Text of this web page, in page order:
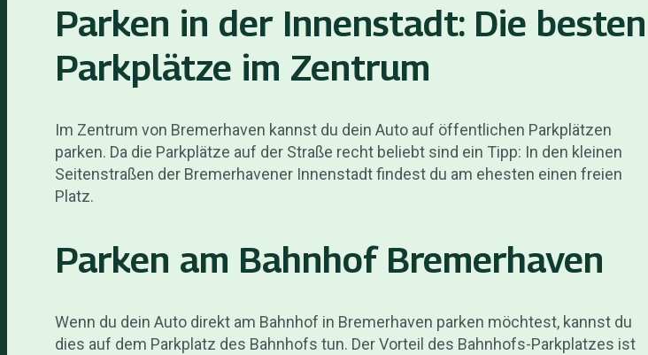
Parken in der Innenstadt: Die besten
Parkplätze im Zentrum
Im Zentrum von Bremerhaven kannst du dein Auto auf öffentlichen Parkplätzen
parken. Da die Parkplätze auf der Straße recht beliebt sind ein Tipp: In den kleinen
Seitenstraßen der Bremerhavener Innenstadt findest du am ehesten einen freien
Platz.
Parken am Bahnhof Bremerhaven
Wenn du dein Auto direkt am Bahnhof in Bremerhaven parken möchtest, kannst du
dies auf dem Parkplatz des Bahnhofs tun. Der Vorteil des Bahnhofs-Parkplatzes ist